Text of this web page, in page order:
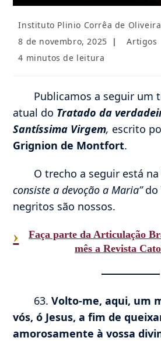
Autor
post:
Instituto Plinio Corrêa de Oliveira
Post
8 de novembro, 2025
Categoria
Artigos
Tempo
4 minutos de leitura
Publicamos a seguir um
atual do Tratado da
Santíssima Virgem, escrito
Grignion de Montfort.
O trecho a seguir está na
consiste a devoção a Maria”do
negritos são nossos.
›
Faça parte da Articulação
mês a Revista
63.Volto-me, aqui, um
vós, ó Jesus, a fim de
amorosamente à vossa